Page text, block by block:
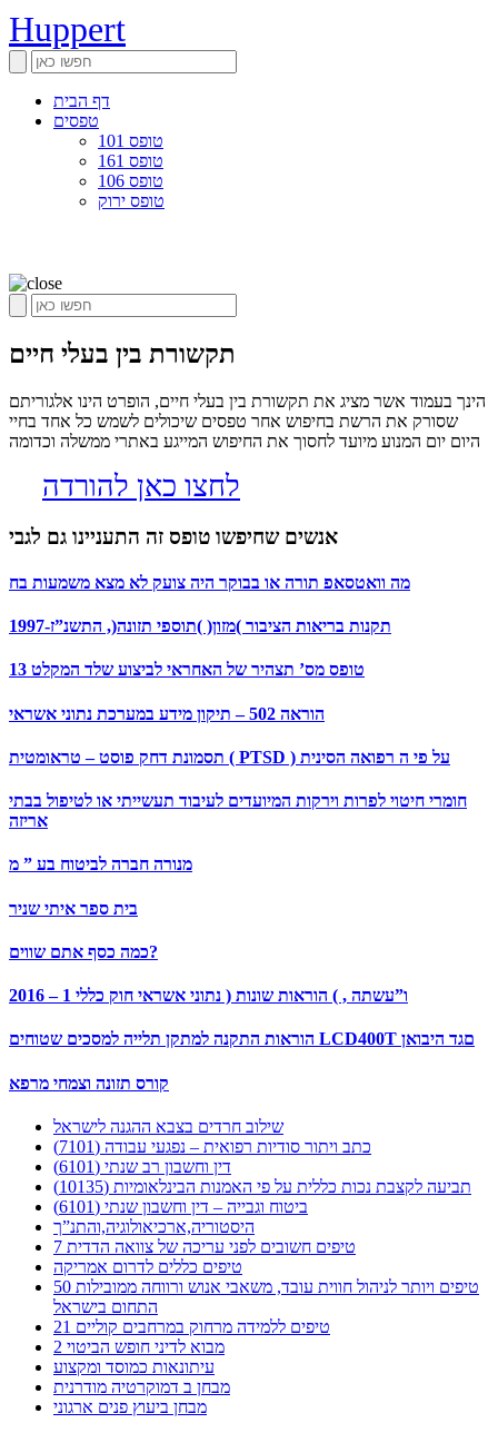
Huppert
דף הבית
טפסים
טופס 101
טופס 161
טופס 106
טופס ירוק
תקשורת בין בעלי חיים
הינך בעמוד אשר מציג את תקשורת בין בעלי חיים, הופרט הינו אלגוריתם
שסורק את הרשת בחיפוש אחר טפסים שיכולים לשמש כל אחד בחיי
היום יום המנוע מיועד לחסוך את החיפוש המייגע באתרי ממשלה וכדומה
לחצו כאן להורדה
אנשים שחיפשו טופס זה התעניינו גם לגבי
מה וואטסאפ תורה או בבוקר היה צועק לא מצא משמעות בח
תקנות בריאות הציבור )מזון( )תוספי תזונה(, התשנ”ז-1997
13 טופס מס’ תצהיר של האחראי לביצוע שלד המקלט
הוראה 502 – תיקון מידע במערכת נתוני אשראי
תסמונת דחק פוסט – טראומטית ( PTSD ) על פי ה רפואה הסינית
חומרי חיטוי לפרות וירקות המיועדים לעיבוד תעשייתי או לטיפול בבתי
אריזה
מנורה חברה לביטוח בע ” מ
בית ספר איתי שניר
כמה כסף אתם שווים?
2016 – ו”עשתה , ) הוראות שונות ( נתוני אשראי חוק כללי 1
הוראות התקנה למתקן תלייה למסכים שטוחים LCD400T םגד היבואן
קורס תזונה וצמחי מרפא
שילוב חרדים בצבא ההגנה לישראל
כתב ויתור סודיות רפואית – נפגעי עבודה (7101)
דין וחשבון רב שנתי (6101)
תביעה לקצבת נכות כללית על פי האמנות הבינלאומיות (10135)
ביטוח וגבייה – דין וחשבון שנתי (6101)
היסטוריה,ארכיאולוגיה,והתנ”ך
7 טיפים חשובים לפני עריכה של צוואה הדדית
טיפים כללים לדרום אמריקה
50 טיפים ויותר לניהול חווית עובד, משאבי אנוש ורווחה ממובילות
התחום בישראל
21 טיפים ללמידה מרחוק במרחבים קוליים
מבוא לדיני חופש הביטוי 2
עיתונאות כמוסד ומקצוע
מבחן ב דמוקרטיה מודרנית
מבחן ביעוץ פנים ארגוני